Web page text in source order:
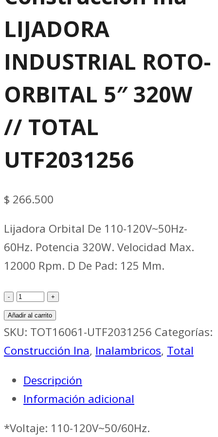
LIJADORA
INDUSTRIAL ROTO-
ORBITAL 5″ 320W
// TOTAL
UTF2031256
$ 266.500
Lijadora Orbital De 110-120V~50Hz-
60Hz. Potencia 320W. Velocidad Max.
12000 Rpm. D De Pad: 125 Mm.
Construcción
Ina
LIJADORA
INDUSTRIAL
ORBITAL
5"
320W
Añadir al carrito
SKU: TOT16061-UTF2031256 Categorías:
Construcción Ina, Inalambricos, Total
Descripción
Información adicional
*Voltaje: 110-120V~50/60Hz.